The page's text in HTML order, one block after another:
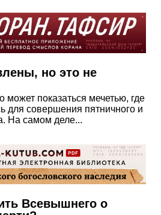
но это не
может показаться мечетью, где
для совершения пятничного и
На самом деле...
Всевышнего о